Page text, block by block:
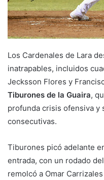
Los Cardenales de Lara
inatrapables, incluidos
Jecksson Flores y
Tiburones de la Guaira,
profunda crisis ofensiva y
consecutivas.
Tiburones picó adelante
entrada, con un rodado
remolcó a Omar